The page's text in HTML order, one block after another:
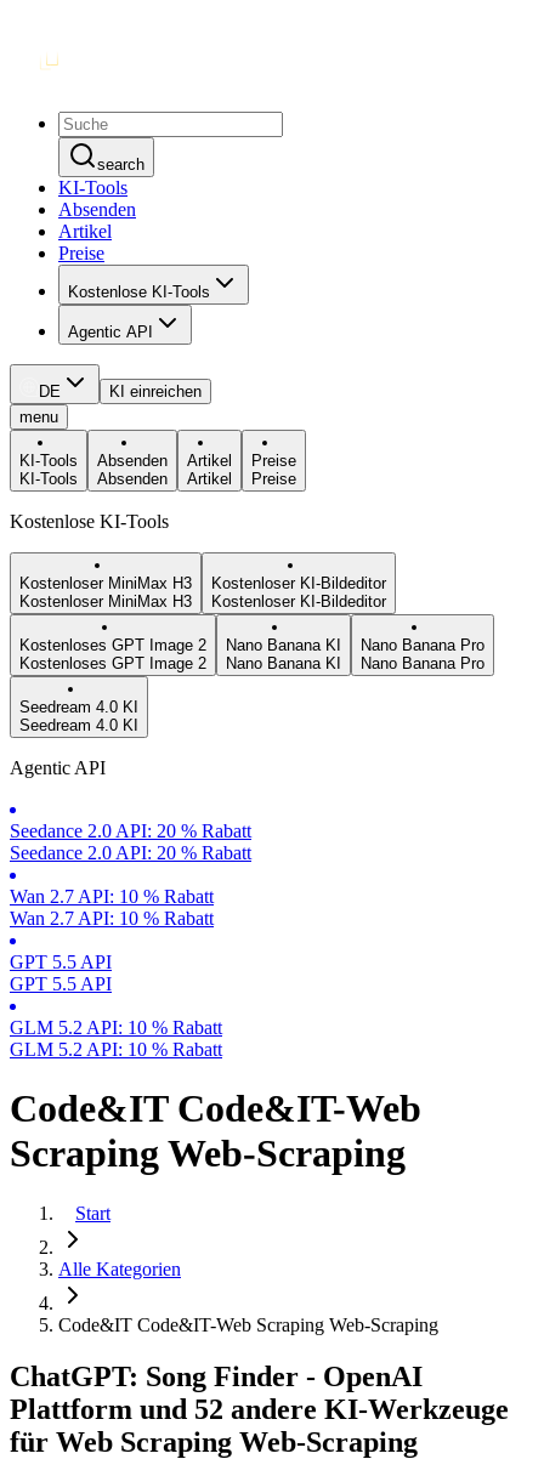
search
KI-Tools
Absenden
Artikel
Preise
Kostenlose KI-Tools
Agentic API
DE
KI einreichen
menu
KI-Tools
KI-Tools
Absenden
Absenden
Artikel
Artikel
Preise
Preise
Kostenlose KI-Tools
Kostenloser MiniMax H3
Kostenloser MiniMax H3
Kostenloser KI-Bildeditor
Kostenloser KI-Bildeditor
Kostenloses GPT Image 2
Kostenloses GPT Image 2
Nano Banana KI
Nano Banana KI
Nano Banana Pro
Nano Banana Pro
Seedream 4.0 KI
Seedream 4.0 KI
Agentic API
Seedance 2.0 API: 20 % Rabatt
Seedance 2.0 API: 20 % Rabatt
Wan 2.7 API: 10 % Rabatt
Wan 2.7 API: 10 % Rabatt
GPT 5.5 API
GPT 5.5 API
GLM 5.2 API: 10 % Rabatt
GLM 5.2 API: 10 % Rabatt
Code&IT Code&IT-Web
Scraping Web-Scraping
Start
Alle Kategorien
Code&IT Code&IT-Web Scraping Web-Scraping
ChatGPT: Song Finder - OpenAI
Plattform und 52 andere KI-Werkzeuge
für Web Scraping Web-Scraping